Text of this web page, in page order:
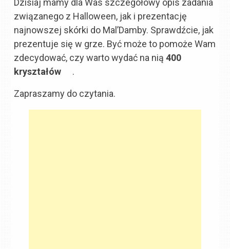
Dzisiaj mamy dla Was szczegółowy opis zadania
związanego z Halloween, jak i prezentację
najnowszej skórki do Mal’Damby. Sprawdźcie, jak
prezentuje się w grze. Być może to pomoże Wam
zdecydować, czy warto wydać na nią400
kryształów
.
Zapraszamy do czytania.